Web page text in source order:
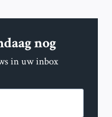
nog
in uw inbox